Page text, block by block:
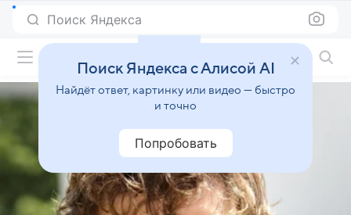
Поиск Яндекса
Поиск Яндекса с Алисой AI
Найдёт ответ, картинку или видео — быстро
и точно
Попробовать